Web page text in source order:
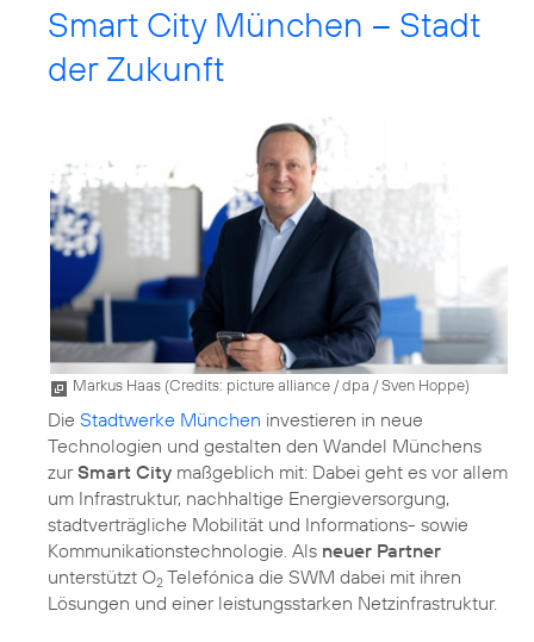
Smart City München – Stadt
der Zukunft
Markus Haas (Credits: picture alliance / dpa / Sven Hoppe)
Die Stadtwerke München investieren in neue
Technologien und gestalten den Wandel Münchens
zurSmart City maßgeblich mit: Dabei geht es vor allem
um Infrastruktur, nachhaltige Energieversorgung,
stadtverträgliche Mobilität und Informations- sowie
Kommunikationstechnologie. Als neuer Partner
unterstützt O2 Telefónica die SWM dabei mit ihren
Lösungen und einer leistungsstarken Netzinfrastruktur.